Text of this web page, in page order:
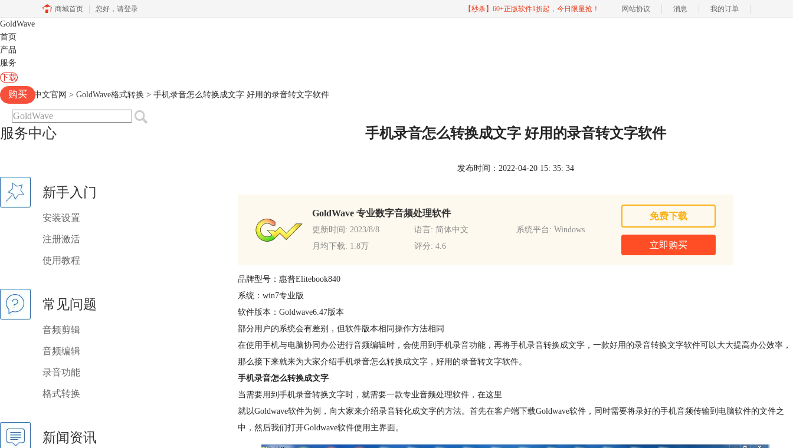
商城首页 您好， 请登录 【秒杀】60+正版软件1折起，今日限量抢！ 网站协议 消息 我的订单
GoldWave
首页
产品
服务
下载
购买
Goldwave中文官网 > GoldWave格式转换 > 手机录音怎么转换成文字 好用的录音转文字软件
服务中心
新手入门
安装设置
注册激活
使用教程
常见问题
音频剪辑
音频编辑
录音功能
格式转换
新闻资讯
手机录音怎么转换成文字 好用的录音转文字软件
发布时间：2022-04-20 15: 35: 34
GoldWave 专业数字音频处理软件
更新时间: 2023/8/8 语言: 简体中文
系统平台: Windows
月均下载: 1.8万
评分: 4.6
免费下载
立即购买
品牌型号：惠普Elitebook840
系统：win7专业版
软件版本：Goldwave6.47版本
部分用户的系统会有差别，但软件版本相同操作方法相同
在使用手机与电脑协同办公进行音频编辑时，会使用到手机录音功能，再将手机录音转换成文字，一款好用的录音转换文字软件可以大大提高办公效率，
那么接下来就来为大家介绍手机录音怎么转换成文字，好用的录音转文字软件。
手机录音怎么转换成文字
当需要用到手机录音转换文字时，就需要一款专业音频处理软件，在这里
就以Goldwave软件为例，向大家来介绍录音转化成文字的方法。首先在客户端下载Goldwave软件，同时需要将录好的手机音频传输到电脑软件的文件之
中，然后我们打开Goldwave软件使用主界面。